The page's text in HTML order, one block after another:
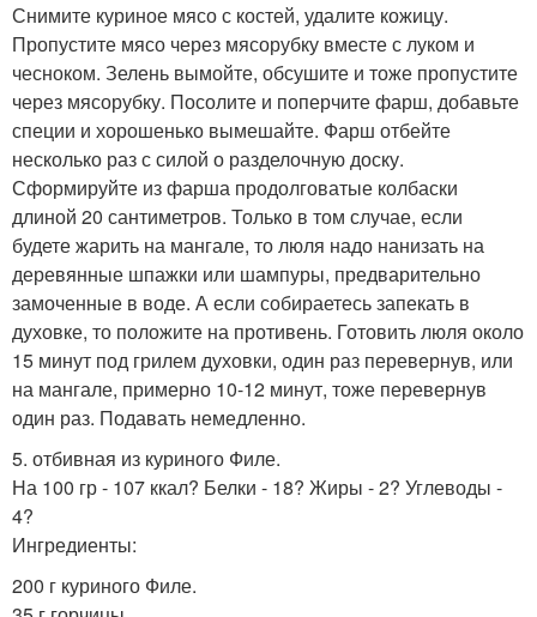
Снимите куриное мясо с костей, удалите кожицу.
Пропустите мясо через мясорубку вместе с луком и
чесноком. Зелень вымойте, обсушите и тоже пропустите
через мясорубку. Посолите и поперчите фарш, добавьте
специи и хорошенько вымешайте. Фарш отбейте
несколько раз с силой о разделочную доску.
Сформируйте из фарша продолговатые колбаски
длиной 20 сантиметров. Только в том случае, если
будете жарить на мангале, то люля надо нанизать на
деревянные шпажки или шампуры, предварительно
замоченные в воде. А если собираетесь запекать в
духовке, то положите на противень. Готовить люля около
15 минут под грилем духовки, один раз перевернув, или
на мангале, примерно 10-12 минут, тоже перевернув
один раз. Подавать немедленно.
5. отбивная из куриного Филе.
На 100 гр - 107 ккал? Белки - 18? Жиры - 2? Углеводы -
4?
Ингредиенты:
200 г куриного Филе.